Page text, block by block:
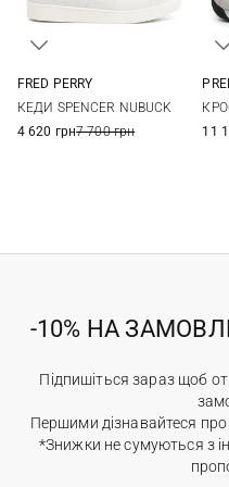
FRED PERRY
КЕДИ SPENCER NUBUCK
4 620 грн7 700 грн
11
-10% НА
Підпишіться зараз щоб
Першими дізнавайтеся
*Знижки не сумуються з